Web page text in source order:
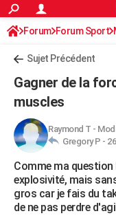
ACTUALITÉS
Politique
Société
Faits Divers
Education
Monde
Villes
+
Programme TV
Streaming
Sorties cinéma
FINANCE
Retraite
Impôts
Epargne
Immobilier
Risques naturels par ville
Banque
Assurance
Crédit
AUTO
Essais
Réserver un essai
Citadines
Berlines
SUV
Forum auto
HIGH-TECH
Mobiles
Meilleur smartphone
Internet
Ordinateurs
Jeux vidéo
Guide high-tech
+BRICOLAGE
Forum
Aménagement intérieur
Extérieur
Cuisine
Salle de bains
Jardinage
Rangement
WEEK-END
Forum Forum Sport
Sujet Précédent
Gagner de la
muscles
Raymond T -
Gregory P -
Comme ma question
explosivité, mais
gros car je fais du
de ne pas perdre